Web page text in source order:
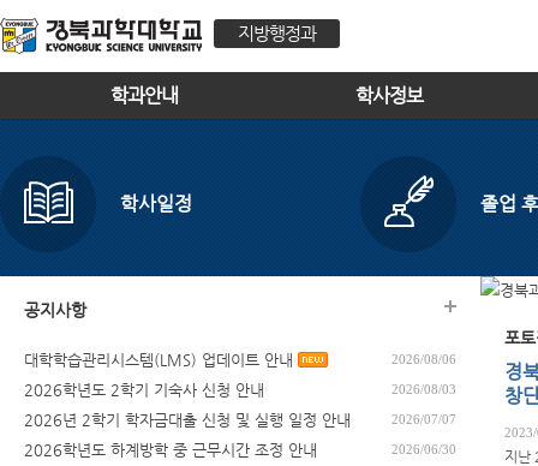
지방행정과
학과안내 학사정보
학사일정 졸업
공지사항
대학학습관리시스템(LMS) 업데이트 안내 2026/08/06
2026학년도 2학기 기숙사 신청 안내 2026/08/03
2026년 2학기 학자금대출 신청 및 실행 일정 안내 2026/07/07
2026학년도 하계방학 중 근무시간 조정 안내 2026/06/30
포
경
창
지난